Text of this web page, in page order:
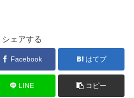
シェアする
Facebook はてブ
LINE コピー